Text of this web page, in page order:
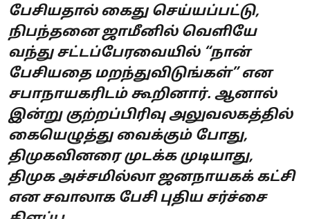
பேசியதால் கைது செய்யப்பட்டு,
நிபந்தனை ஜாமீனில் வெளியே
வந்து சட்டப்பேரவையில் “நான்
பேசியதை மறந்துவிடுங்கள்” என
சபாநாயகரிடம் கூறினார். ஆனால்
இன்று குற்றப்பிரிவு அலுவலகத்தில்
கையெழுத்து வைக்கும் போது,
திமுகவினரை முடக்க முடியாது,
திமுக அச்சமில்லா ஜனநாயகக் கட்சி
என சவாலாக பேசி புதிய சர்ச்சை